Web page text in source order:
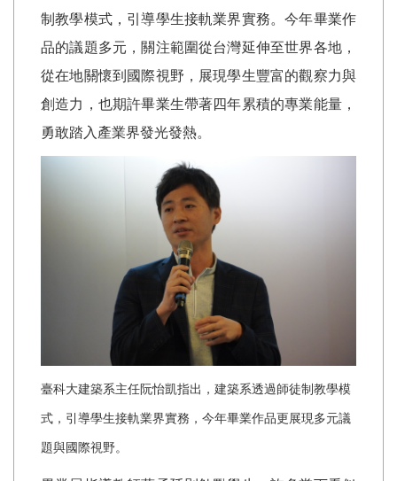
制教學模式，引導學生接軌業界實務。今年畢業作
品的議題多元，關注範圍從台灣延伸至世界各地，
從在地關懷到國際視野，展現學生豐富的觀察力與
創造力，也期許畢業生帶著四年累積的專業能量，
勇敢踏入產業界發光發熱。
臺科大建築系主任阮怡凱指出，建築系透過師徒制教學模
式，引導學生接軌業界實務，今年畢業作品更展現多元議
題與國際視野。